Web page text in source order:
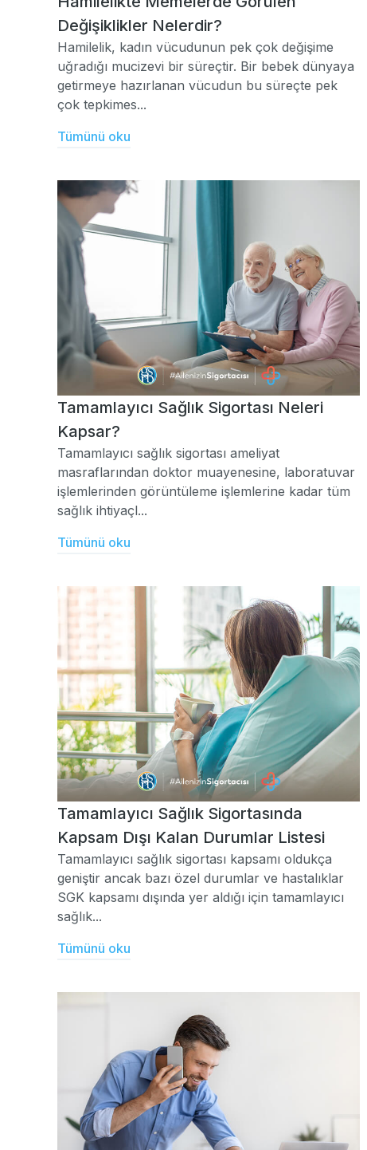
Değişiklikler Nelerdir?
Hamilelik, kadın vücudunun pek çok değişime
uğradığı mucizevi bir süreçtir. Bir bebek dünyaya
getirmeye hazırlanan vücudun bu süreçte pek
çok tepkimes...
Tümünü oku
Tamamlayıcı Sağlık Sigortası Neleri
Kapsar?
Tamamlayıcı sağlık sigortası ameliyat
masraflarından doktor muayenesine, laboratuvar
işlemlerinden görüntüleme işlemlerine kadar tüm
sağlık ihtiyaçl...
Tümünü oku
Tamamlayıcı Sağlık Sigortasında
Kapsam Dışı Kalan Durumlar Listesi
Tamamlayıcı sağlık sigortası kapsamı oldukça
geniştir ancak bazı özel durumlar ve hastalıklar
SGK kapsamı dışında yer aldığı için tamamlayıcı
sağlık...
Tümünü oku